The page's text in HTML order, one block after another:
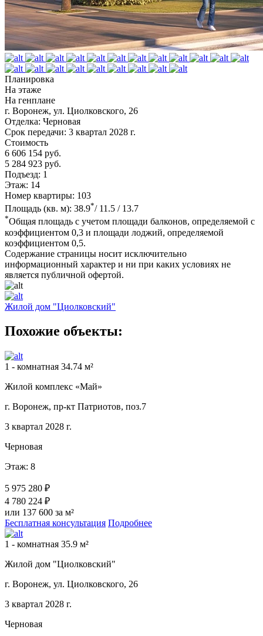
Планировка
На этаже
На генплане
г. Воронеж, ул. Циолковского, 26
Отделка: Черновая
Срок передачи: 3 квартал 2028 г.
Стоимость
6 606 154 руб.
5 284 923 руб.
Подъезд: 1
Этаж: 14
Номер квартиры: 103
Площадь (кв. м): 38.9*/ 11.5 / 13.7
*Общая площадь с учетом площади балконов, определяемой с
коэффициентом 0,3 и площади лоджий, определяемой
коэффициентом 0,5.
Содержание страницы носит исключительно
информационный характер и ни при каких условиях не
является публичной офертой.
Жилой дом "Циолковский"
Похожие объекты:
1 - комнатная 34.74 м²
Жилой комплекс «Май»
г. Воронеж, пр-кт Патриотов, поз.7
3 квартал 2028 г.
Черновая
Этаж: 8
5 975 280 ₽
4 780 224 ₽
или 137 600 за м²
Бесплатная консультация Подробнее
1 - комнатная 35.9 м²
Жилой дом "Циолковский"
г. Воронеж, ул. Циолковского, 26
3 квартал 2028 г.
Черновая